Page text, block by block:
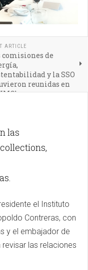
ARTICLE
comisiones de
y la SSO
reunidas en
las
el Instituto
Contreras, con
y el embajador de
revisar las relaciones